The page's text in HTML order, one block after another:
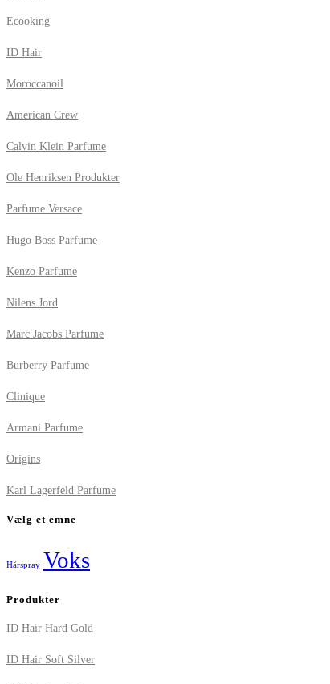
Ecooking
ID Hair
Moroccanoil
American Crew
Calvin Klein Parfume
Ole Henriksen Produkter
Parfume Versace
Hugo Boss Parfume
Kenzo Parfume
Nilens Jord
Marc Jacobs Parfume
Burberry Parfume
Clinique
Armani Parfume
Origins
Karl Lagerfeld Parfume
Vælg et emne
Hårspray Voks
Produkter
ID Hair Hard Gold
ID Hair Soft Silver